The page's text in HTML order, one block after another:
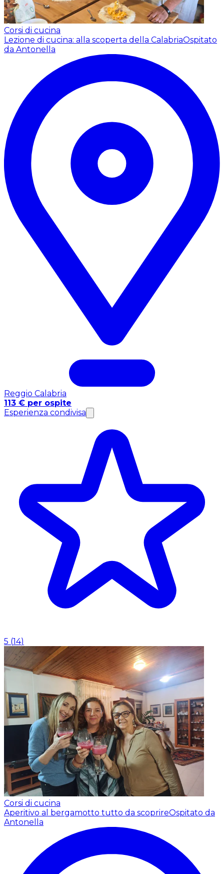
Corsi di cucina
Lezione di cucina: alla scoperta della CalabriaOspitato
da Antonella
Reggio Calabria
113 € per ospite
Esperienza condivisa
5 (14)
Corsi di cucina
Aperitivo al bergamotto tutto da scoprireOspitato da
Antonella